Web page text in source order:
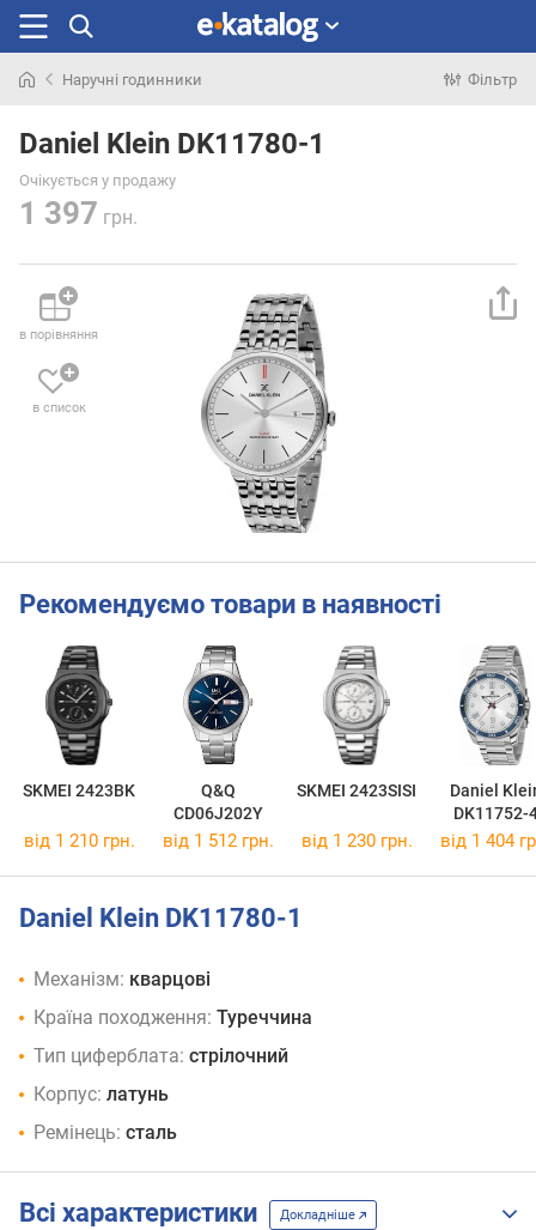
раніше
Наручні годинники Фільтр
Daniel Klein DK11780-1
Очікується у продажу
1 397 грн.
в порівняння
в список
Рекомендуємо товари в наявності
SKMEI 2423BK
Q&Q
CD06J202Y
SKMEI 2423SISI
Daniel
DK11752-
від 1 210 грн. від 1 512 грн. від 1 230 грн. від 1 404
Daniel Klein DK11780-1
Механізм: кварцові
Країна походження: Туреччина
Тип циферблата: стрілочний
Корпус: латунь
Ремінець: сталь
Всі характеристики Докладніше